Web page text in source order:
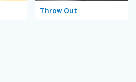
Throw Out